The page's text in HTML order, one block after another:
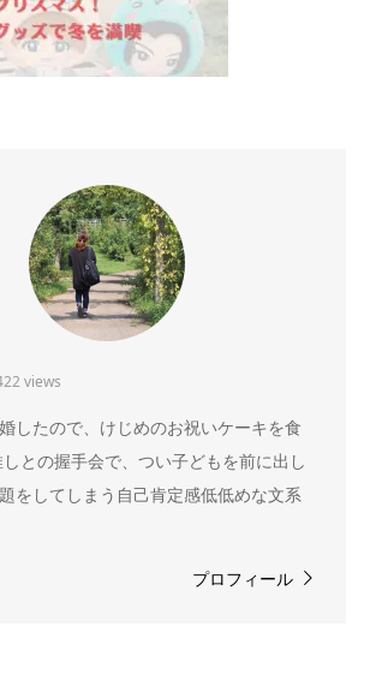
views
したので、けじめのお祝いケーキを食
との握手会で、つい子どもを前に出し
をしてしまう自己肯定感低低めな文系
プロフィール